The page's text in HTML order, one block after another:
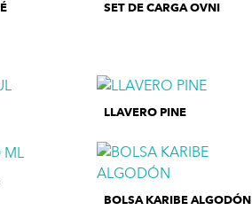
SET DE CARGA OVNI
LLAVERO PINE
BOLSA KARIBE ALGODÓN